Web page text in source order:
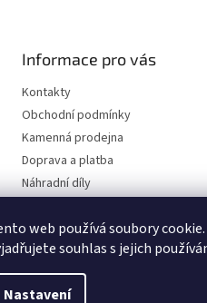
web používá soubory
souhlas s jejich
Nastavení
10.8. - 17.8.
za
Informace pro vás
Kontakty
Obchodní podmínky
Kamenná prodejna
Doprava a platba
Náhradní díly
Moje objednávka